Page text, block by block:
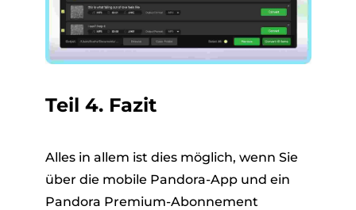
Teil 4. Fazit
Alles in allem ist dies möglich, wenn Sie
über die mobile Pandora-App und ein
Pandora Premium-Abonnement